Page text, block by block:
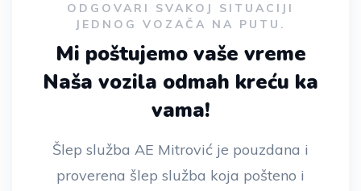
ODGOVARI SVAKOJ SITUACIJI
JEDNOG VOZAČA NA PUTU.
Mi poštujemo vaše vreme
Naša vozila odmah kreću ka
vama!
Šlep služba AE Mitrović je pouzdana i
proverena šlep služba koja pošteno i